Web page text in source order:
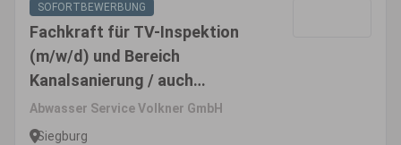
SOFORTBEWERBUNG
Fachkraft für TV-Inspektion
(m/w/d) und Bereich
Kanalsanierung / auch
Quereinsteiger (m/w/d)
Abwasser Service Volkner GmbH
Siegburg